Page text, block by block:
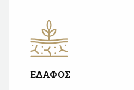
ΕΔΑΦΟΣ